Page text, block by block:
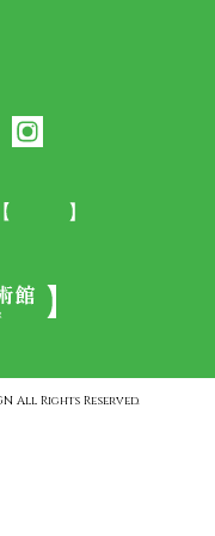
All Rights Reserved.